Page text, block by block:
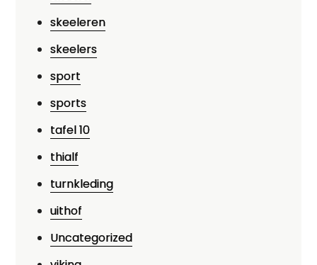
skeeleren
skeelers
sport
sports
tafel 10
thialf
turnkleding
uithof
Uncategorized